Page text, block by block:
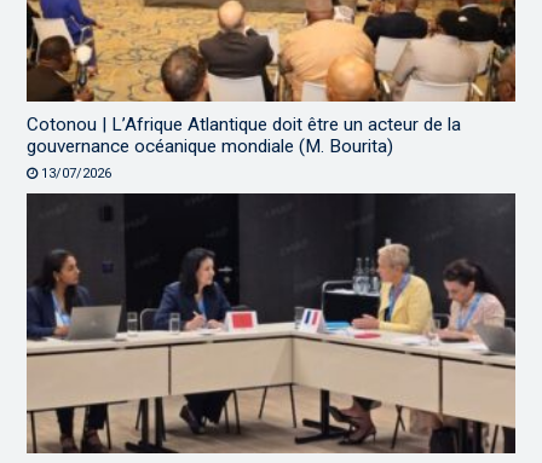
Cotonou | L’Afrique Atlantique doit être un acteur de la
gouvernance océanique mondiale (M. Bourita)
13/07/2026